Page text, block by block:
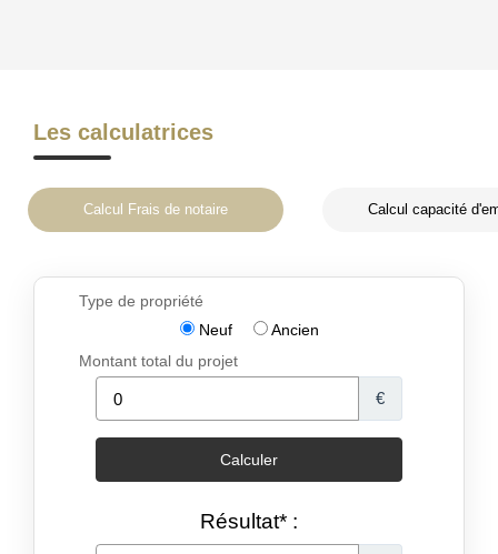
Les calculatrices
Calcul Frais de notaire Calcul capacité